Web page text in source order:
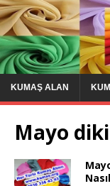
KUMAŞ ALAN
Mayo